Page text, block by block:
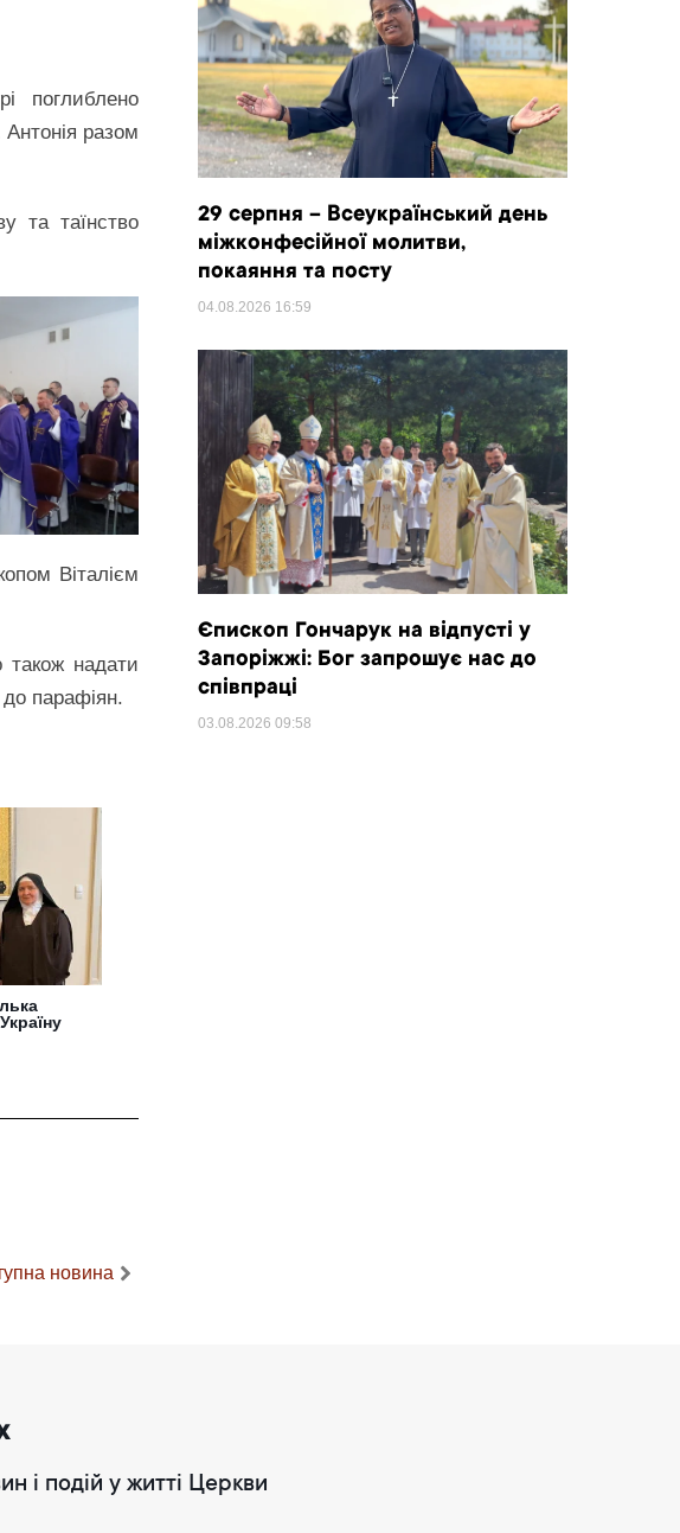
поглиблено
разом
та таїнство
Віталієм
також надати
парафіян.
новина
29 серпня – Всеукраїнський день
міжконфесійної молитви,
покаяння та посту
04.08.2026 16:59
Єпископ Гончарук на відпусті у
Запоріжжі: Бог запрошує нас до
співпраці
03.08.2026 09:58
і подій у житті Церкви